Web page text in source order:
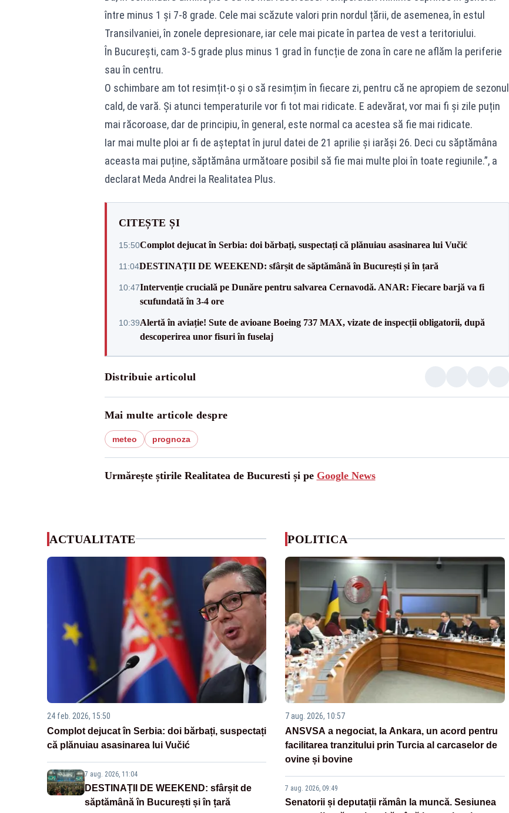
între minus 1 și 7-8 grade. Cele mai scăzute valori prin nordul țării, de asemenea, în estul
Transilvaniei, în zonele depresionare, iar cele mai picate în partea de vest a teritoriului.
În București, cam 3-5 grade plus minus 1 grad în funcție de zona în care ne aflăm la periferie
sau în centru.
O schimbare am tot resimțit-o și o să resimțim în fiecare zi, pentru că ne apropiem de sezonul
cald, de vară. Și atunci temperaturile vor fi tot mai ridicate. E adevărat, vor mai fi și zile puțin
mai răcoroase, dar de principiu, în general, este normal ca acestea să fie mai ridicate.
Iar mai multe ploi ar fi de așteptat în jurul datei de 21 aprilie și iarăși 26. Deci cu săptămâna
aceasta mai puține, săptămâna următoare posibil să fie mai multe ploi în toate regiunile.”, a
declarat Meda Andrei la Realitatea Plus.
CITEȘTE ȘI
15:50Complot dejucat în Serbia: doi bărbați, suspectați că plănuiau asasinarea lui Vučić
11:04DESTINAȚII DE WEEKEND: sfârșit de săptămână în București și în țară
10:47Intervenție crucială pe Dunăre pentru salvarea Cernavodă. ANAR: Fiecare barjă va fi
scufundată în 3-4 ore
10:39Alertă în aviație! Sute de avioane Boeing 737 MAX, vizate de inspecții obligatorii, după
descoperirea unor fisuri în fuselaj
Distribuie articolul
Mai multe articole despre
meteo prognoza
Urmărește știrile Realitatea de Bucuresti și pe Google News
ACTUALITATE
24 feb. 2026, 15:50
Complot dejucat în Serbia: doi bărbați, suspectați
că plănuiau asasinarea lui Vučić
7 aug. 2026, 11:04
DESTINAȚII DE WEEKEND: sfârșit de
săptămână în București și în țară
POLITICA
7 aug. 2026, 10:57
ANSVSA a negociat, la Ankara, un acord pentru
facilitarea tranzitului prin Turcia al carcaselor de
ovine și bovine
7 aug. 2026, 09:49
Senatorii și deputații rămân la muncă. Sesiunea